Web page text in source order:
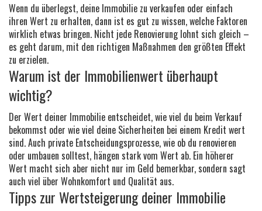
Wenn du überlegst, deine Immobilie zu verkaufen oder einfach
ihren Wert zu erhalten, dann ist es gut zu wissen, welche Faktoren
wirklich etwas bringen. Nicht jede Renovierung lohnt sich gleich –
es geht darum, mit den richtigen Maßnahmen den größten Effekt
zu erzielen.
Warum ist der Immobilienwert überhaupt
wichtig?
Der Wert deiner Immobilie entscheidet, wie viel du beim Verkauf
bekommst oder wie viel deine Sicherheiten bei einem Kredit wert
sind. Auch private Entscheidungsprozesse, wie ob du renovieren
oder umbauen solltest, hängen stark vom Wert ab. Ein höherer
Wert macht sich aber nicht nur im Geld bemerkbar, sondern sagt
auch viel über Wohnkomfort und Qualität aus.
Tipps zur Wertsteigerung deiner Immobilie